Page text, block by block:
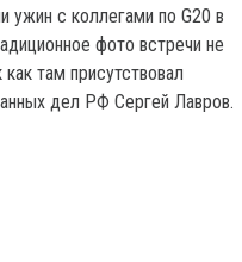
ужин с коллегами по G20 в
фото встречи не
там присутствовал
дел РФ Сергей Лавров.